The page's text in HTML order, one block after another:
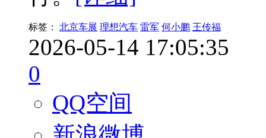
标签： 北京车展 理想汽车 雷军 何小鹏 王传福
2026-05-14 17:05:35
0
QQ空间